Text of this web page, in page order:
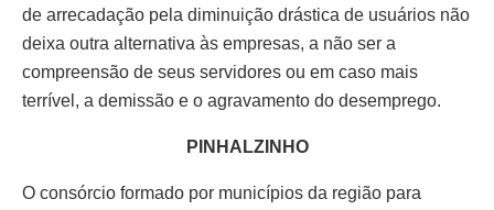
de arrecadação pela diminuição drástica de usuários não
deixa outra alternativa às empresas, a não ser a
compreensão de seus servidores ou em caso mais
terrível, a demissão e o agravamento do desemprego.
PINHALZINHO
O consórcio formado por municípios da região para